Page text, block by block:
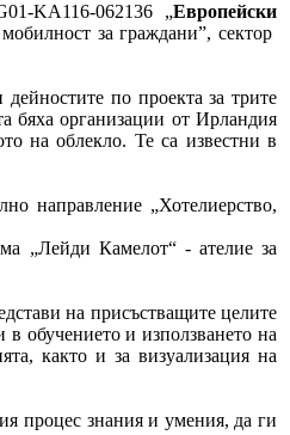
KA116-062136 „Европейски
за граждани”, сектор
по проекта за трите
бяха организации от Ирландия
на облекло. Те са известни в
направление „Хотелиерство,
„Лейди Камелот“ - ателие за
на присъстващите целите
в обучението и използването на
както и за визуализация на
процес знания и умения, да ги